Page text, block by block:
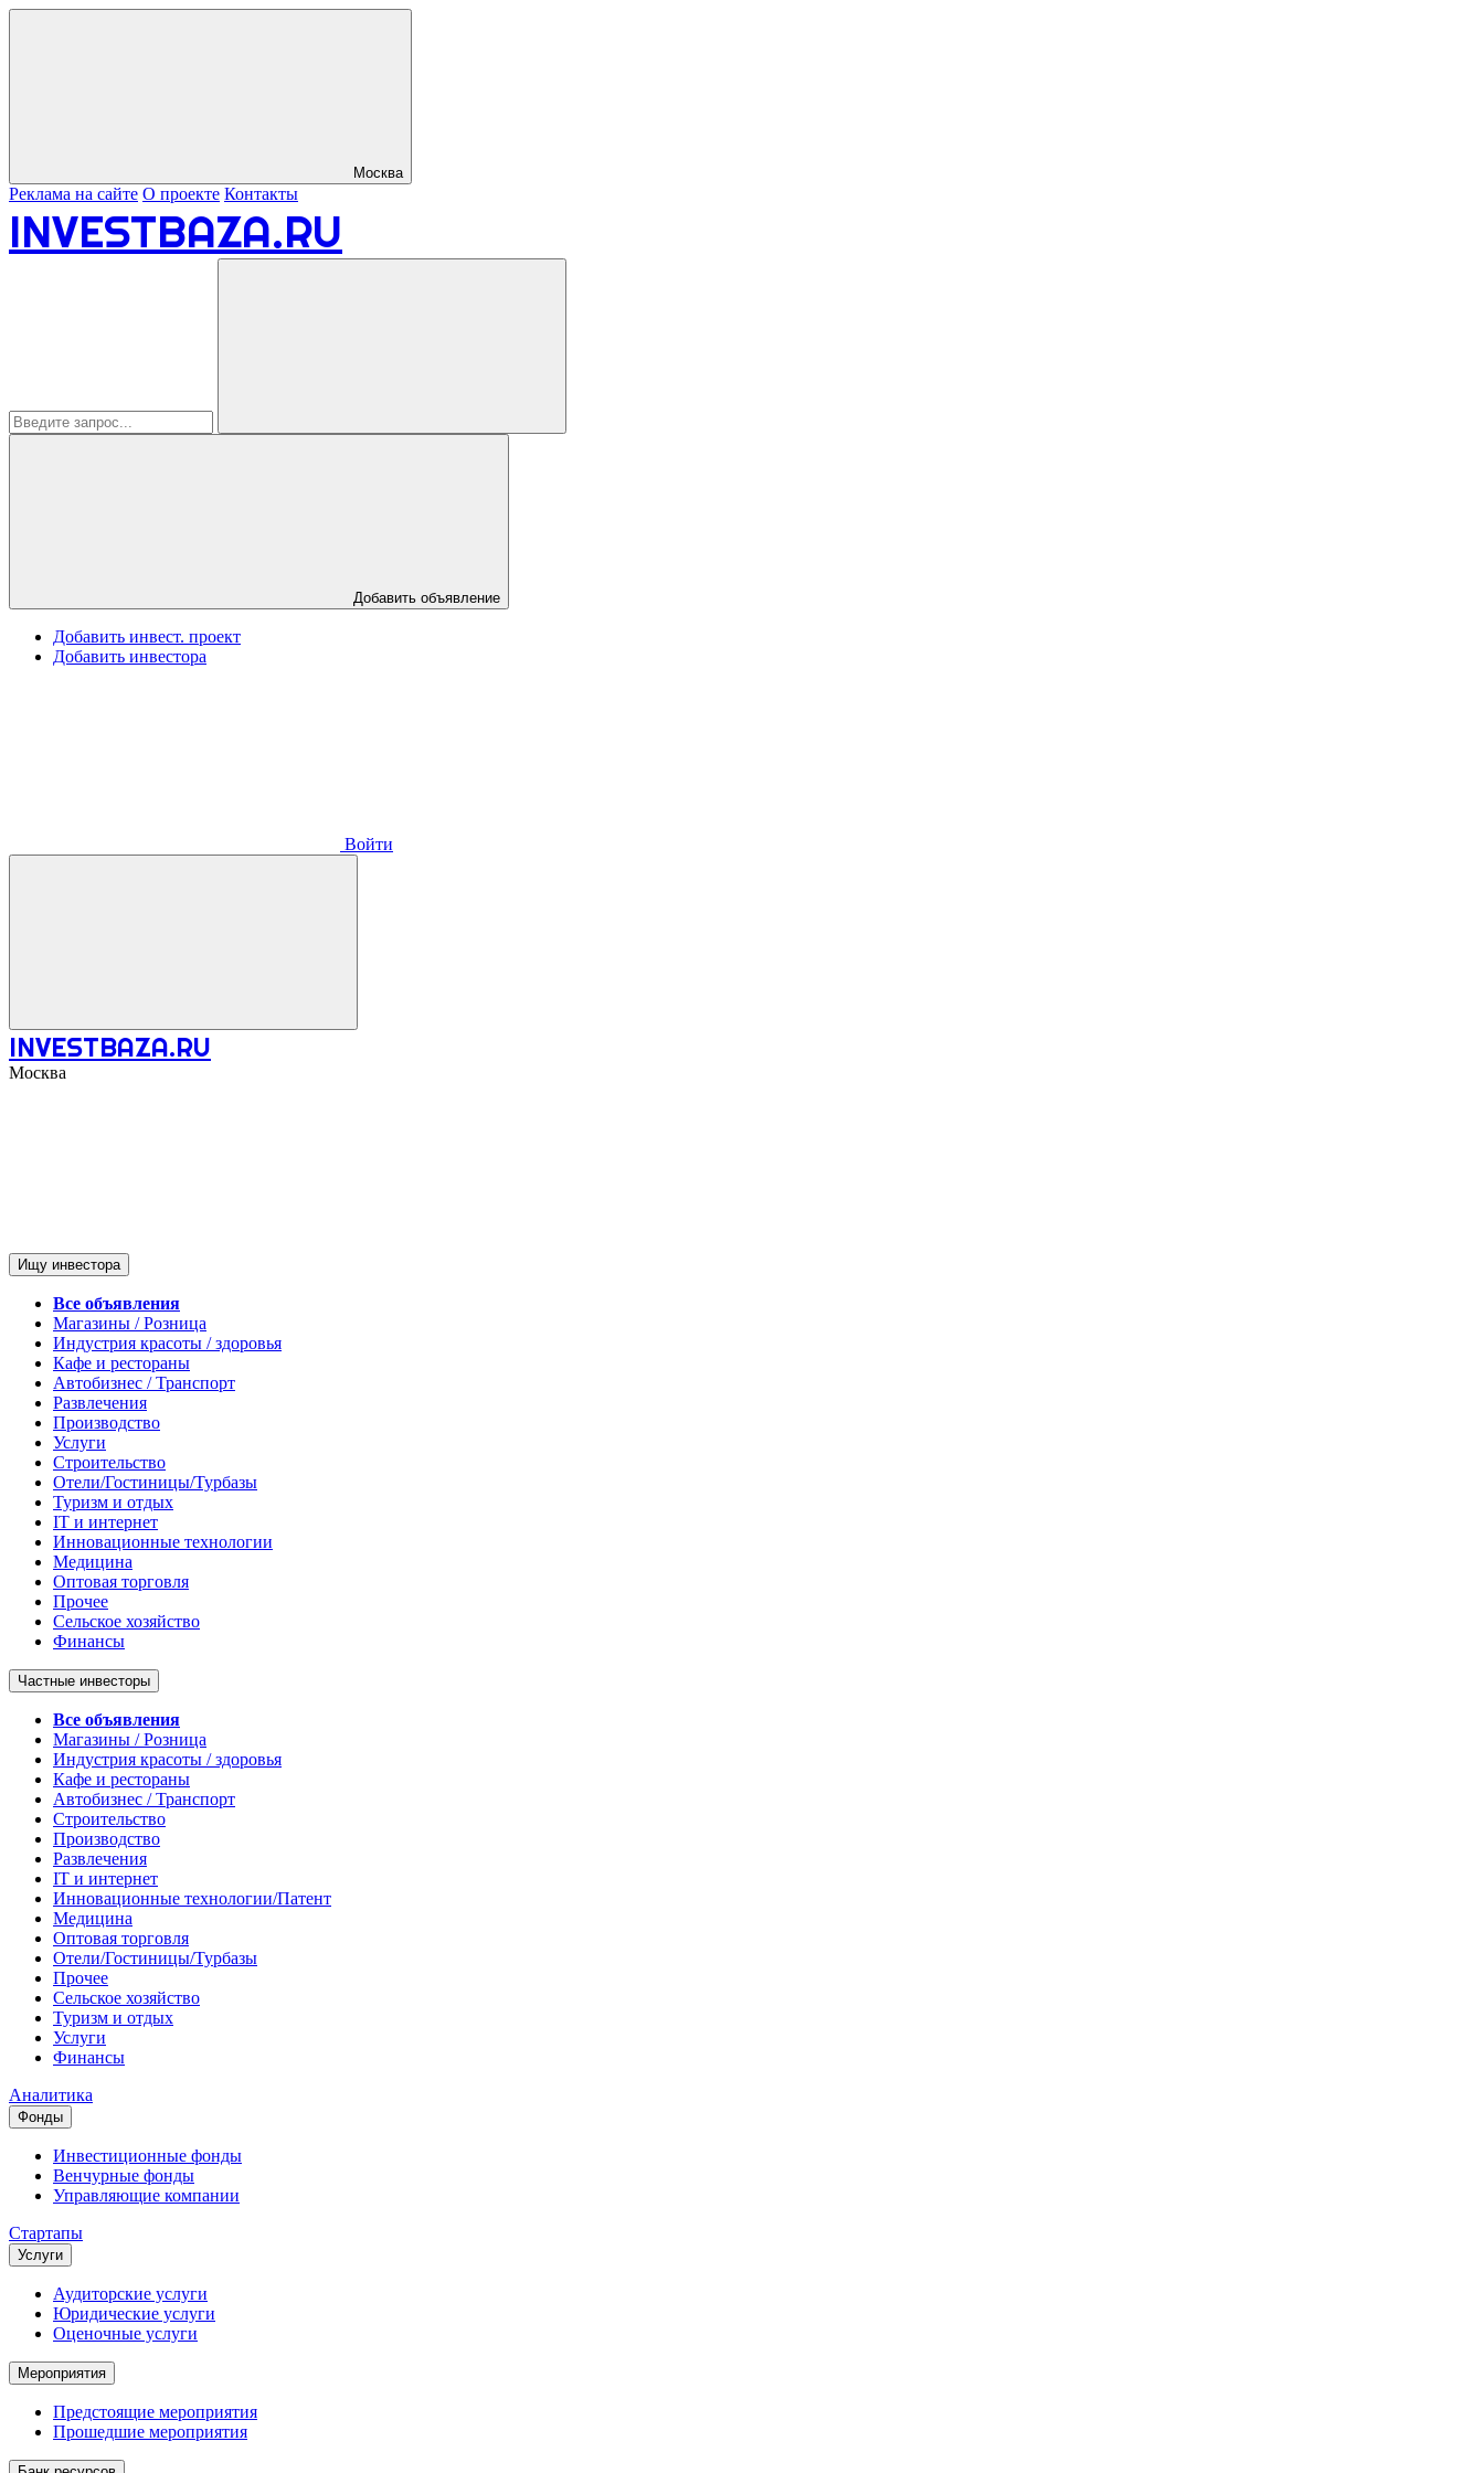
Москва
Реклама на сайте О проекте Контакты
INVESTBAZA.RU
Добавить объявление
Добавить инвест. проект
Добавить инвестора
Войти
INVESTBAZA.RU
Москва
Ищу инвестора
Все объявления
Магазины / Розница
Индустрия красоты / здоровья
Кафе и рестораны
Автобизнес / Транспорт
Развлечения
Производство
Услуги
Строительство
Отели/Гостиницы/Турбазы
Туризм и отдых
IT и интернет
Инновационные технологии
Медицина
Оптовая торговля
Прочее
Сельское хозяйство
Финансы
Частные инвесторы
Все объявления
Магазины / Розница
Индустрия красоты / здоровья
Кафе и рестораны
Автобизнес / Транспорт
Строительство
Производство
Развлечения
IT и интернет
Инновационные технологии/Патент
Медицина
Оптовая торговля
Отели/Гостиницы/Турбазы
Прочее
Сельское хозяйство
Туризм и отдых
Услуги
Финансы
Аналитика
Фонды
Инвестиционные фонды
Венчурные фонды
Управляющие компании
Стартапы
Услуги
Аудиторские услуги
Юридические услуги
Оценочные услуги
Мероприятия
Предстоящие мероприятия
Прошедшие мероприятия